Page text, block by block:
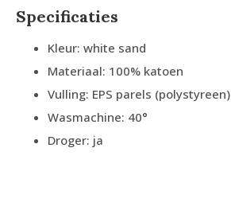
Specificaties
Kleur: white sand
Materiaal: 100% katoen
Vulling: EPS parels (polystyreen)
Wasmachine: 40°
Droger: ja